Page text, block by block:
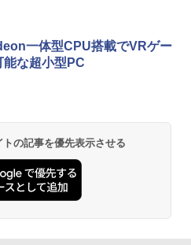
一体型CPU搭載でVRゲー
能な超小型PC
の記事を優先表示させる